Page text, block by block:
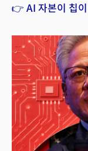
👉 AI 자본이 칩